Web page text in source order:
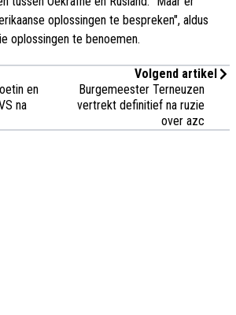
oplossingen te bespreken", aldus
oplossingen te benoemen.
en
na
Volgend artikel
Burgemeester Terneuzen
vertrekt definitief na ruzie
over azc